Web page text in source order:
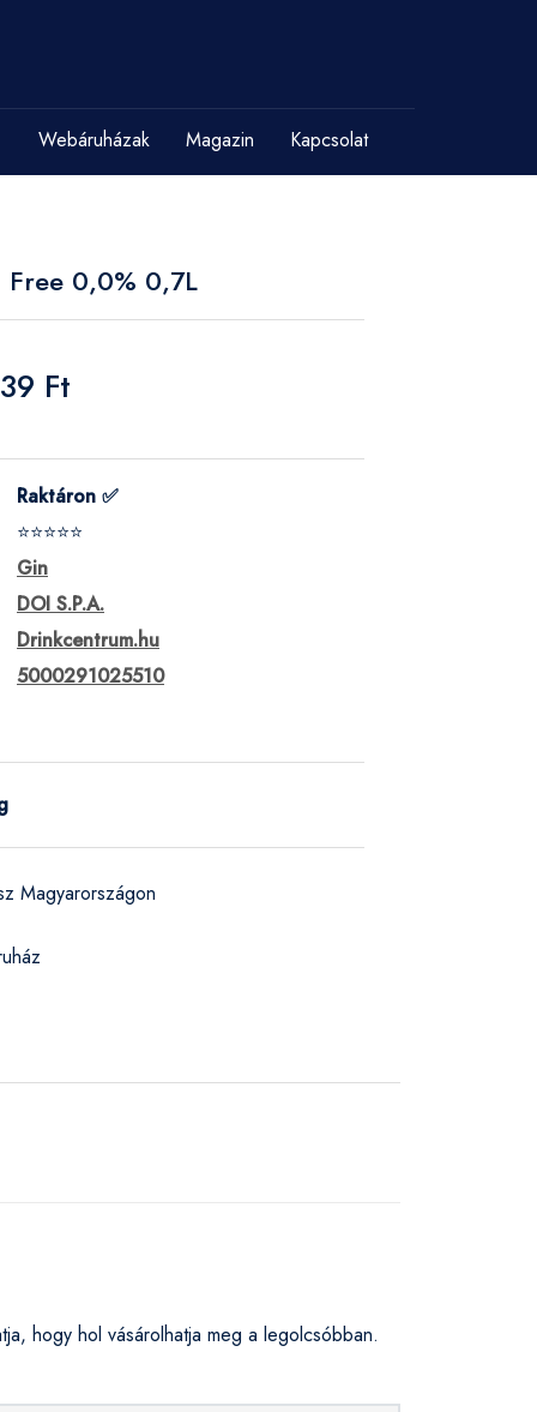
Webáruházak Magazin Kapcsolat
0,0% 0,7L
Ft
Raktáron ✅
⭐⭐⭐⭐⭐
Gin
DOI S.P.A.
Drinkcentrum.hu
5000291025510
Magyarországon
hogy hol vásárolhatja meg a legolcsóbban.